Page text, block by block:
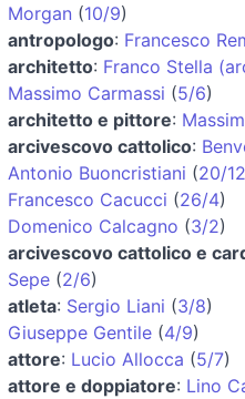
Morgan (10/9)
antropologo: Francesco
architetto: Franco Stella
Massimo Carmassi (5/6)
architetto e pittore:
arcivescovo cattolico:
Antonio Buoncristiani (20/12
Francesco Cacucci (26/4)
Domenico Calcagno (3/2)
arcivescovo cattolico e
Sepe (2/6)
atleta: Sergio Liani (3/8)
Giuseppe Gentile (4/9)
attore: Lucio Allocca (5/7)
attore e doppiatore: Lino